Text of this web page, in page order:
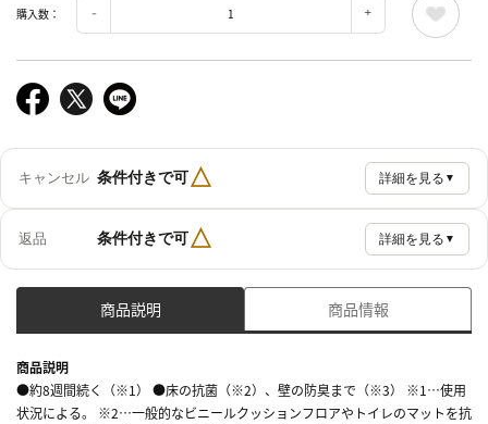
購入数：
キャンセル 条件付きで可△ 詳細を見る ▼
返品 条件付きで可△ 詳細を見る ▼
商品説明 商品情報
商品説明
●約8週間続く（※1） ●床の抗菌（※2）、壁の防臭まで（※3） ※1…使用
状況による。 ※2…一般的なビニールクッションフロアやトイレのマットを抗